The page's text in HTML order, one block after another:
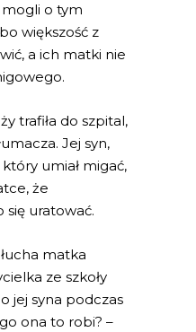
o tym
większość z
a ich matki nie
trafiła do szpital,
Jej syn,
umiał migać,
że
się uratować.
matka
ze szkoły
jej syna podczas
ona to robi? –